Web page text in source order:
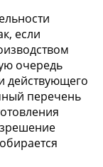
если
очередь
действующего
перечень